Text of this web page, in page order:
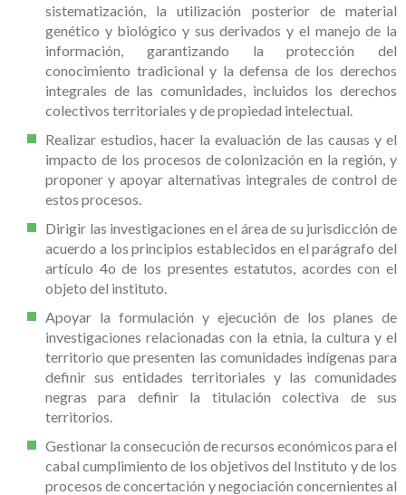
sistematización, la utilización posterior de material
genético y biológico y sus derivados y el manejo de la
información, garantizando la protección del
conocimiento tradicional y la defensa de los derechos
integrales de las comunidades, incluidos los derechos
colectivos territoriales y de propiedad intelectual.
Realizar estudios, hacer la evaluación de las causas y el
impacto de los procesos de colonización en la región, y
proponer y apoyar alternativas integrales de control de
estos procesos.
Dirigir las investigaciones en el área de su jurisdicción de
acuerdo a los principios establecidos en el parágrafo del
artículo 4o de los presentes estatutos, acordes con el
objeto del instituto.
Apoyar la formulación y ejecución de los planes de
investigaciones relacionadas con la etnia, la cultura y el
territorio que presenten las comunidades indígenas para
definir sus entidades territoriales y las comunidades
negras para definir la titulación colectiva de sus
territorios.
Gestionar la consecución de recursos económicos para el
cabal cumplimiento de los objetivos del Instituto y de los
procesos de concertación y negociación concernientes al